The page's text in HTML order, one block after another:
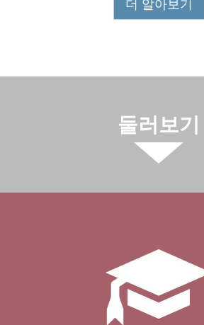
더 알아보기
둘러보기